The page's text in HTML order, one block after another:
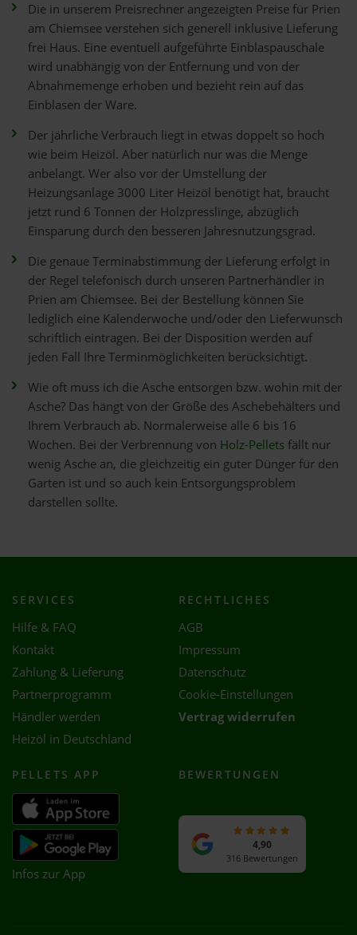
Die in unserem Preisrechner angezeigten Preise für Prien
am Chiemsee verstehen sich generell inklusive Lieferung
frei Haus. Eine eventuell aufgeführte Einblaspauschale
wird unabhängig von der Entfernung und von der
Abnahmemenge erhoben und bezieht rein auf das
Einblasen der Ware.
Der jährliche Verbrauch liegt in etwas doppelt so hoch
wie beim Heizöl. Aber natürlich nur was die Menge
anbelangt. Wer also vor der Umstellung der
Heizungsanlage 3000 Liter Heizöl benötigt hat, braucht
jetzt rund 6 Tonnen der Holzpresslinge, abzüglich
Einsparung durch den besseren Jahresnutzungsgrad.
Die genaue Terminabstimmung der Lieferung erfolgt in
der Regel telefonisch durch unseren Partnerhändler in
Prien am Chiemsee. Bei der Bestellung können Sie
lediglich eine Kalenderwoche und/oder den Lieferwunsch
schriftlich eintragen. Bei der Disposition werden auf
jeden Fall Ihre Terminmöglichkeiten berücksichtigt.
Wie oft muss ich die Asche entsorgen bzw. wohin mit der
Asche? Das hängt von der Größe des Aschebehälters und
Ihrem Verbrauch ab. Normalerweise alle 6 bis 16
Wochen. Bei der Verbrennung von Holz-Pelletsfällt nur
wenig Asche an, die gleichzeitig ein guter Dünger für den
Garten ist und so auch kein Entsorgungsproblem
darstellen sollte.
SERVICES
Hilfe & FAQ
Kontakt
Zahlung & Lieferung
Partnerprogramm
Händler werden
Heizöl in Deutschland
RECHTLICHES
AGB
Impressum
Datenschutz
Cookie-Einstellungen
Vertrag widerrufen
PELLETS APP
Infos zur App
BEWERTUNGEN
4,90
316 Bewertungen